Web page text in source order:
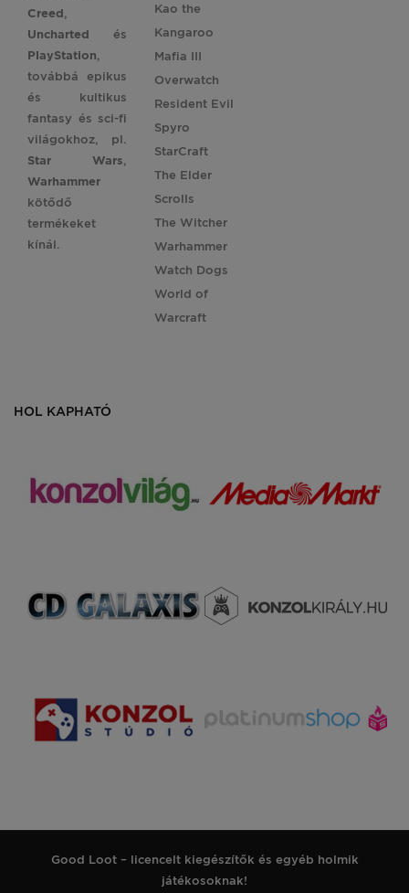
Creed,
Uncharted és
PlayStation,
továbbá epikus
és kultikus
fantasy és sci-fi
világokhoz, pl.
Star
Wars,
Warhammer
kötődő
termékeket
kínál.
Kao the
Kangaroo
Mafia III
Overwatch
Resident Evil
Spyro
StarCraft
The Elder
Scrolls
The Witcher
Warhammer
Watch Dogs
World of
Warcraft
HOL KAPHATÓ
Good Loot – licencelt kiegészítők és egyéb holmik
játékosoknak!